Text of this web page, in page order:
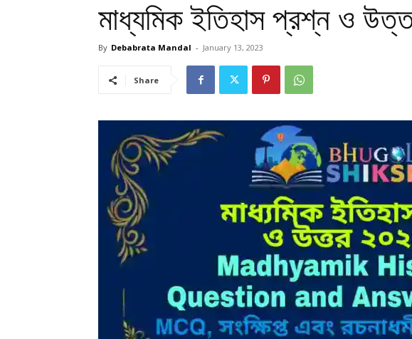
মাধ্যমিক ইতিহাস প্রশ্ন ও
By Debabrata Mandal - January 13, 2023
Share